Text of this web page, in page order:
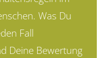
Was Du
Fall
Deine Bewertung